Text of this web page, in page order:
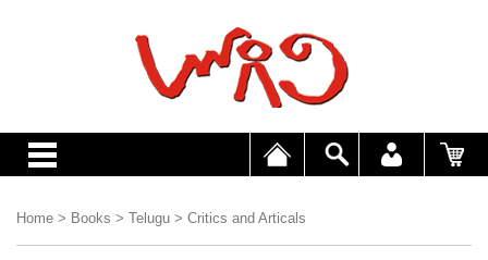
Home > Books > Telugu > Critics and Articals